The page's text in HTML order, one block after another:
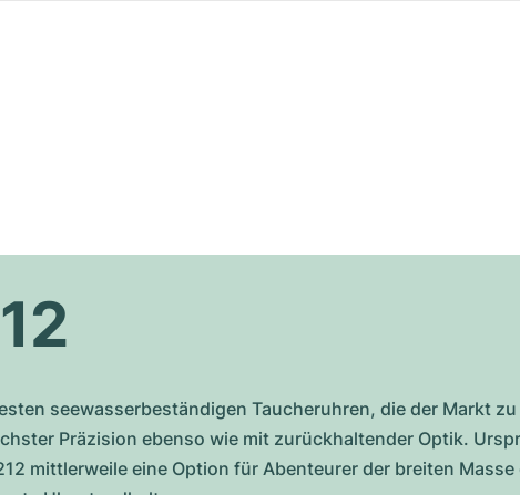
seewasserbeständigen Taucheruhren, die der Markt
Präzision ebenso wie mit zurückhaltender Optik.
mittlerweile eine Option für Abenteurer der breiten